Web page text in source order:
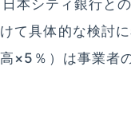
本シティ銀行と
て具体的な検討に
×5％）は事業者